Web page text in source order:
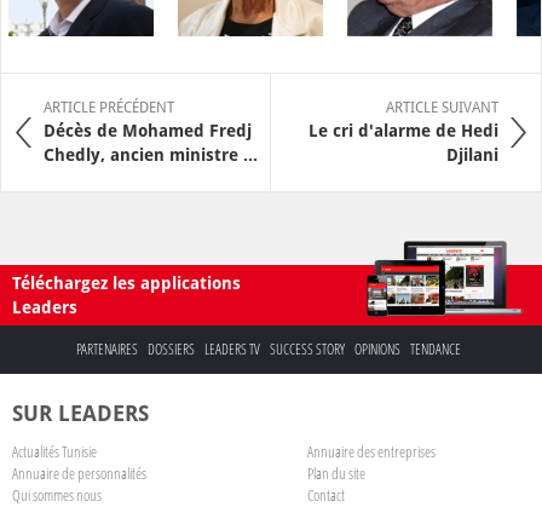
ARTICLE PRÉCÉDENT
Décès de Mohamed Fredj
Chedly, ancien ministre ...
ARTICLE SUIVANT
Le cri d'alarme de Hedi
Djilani
Téléchargez les applications
Leaders
PARTENAIRES DOSSIERS LEADERS TV SUCCESS STORY OPINIONS TENDANCE
SUR LEADERS
Actualités Tunisie
Annuaire des entreprises
Annuaire de personnalités
Plan du site
Qui sommes nous
Contact